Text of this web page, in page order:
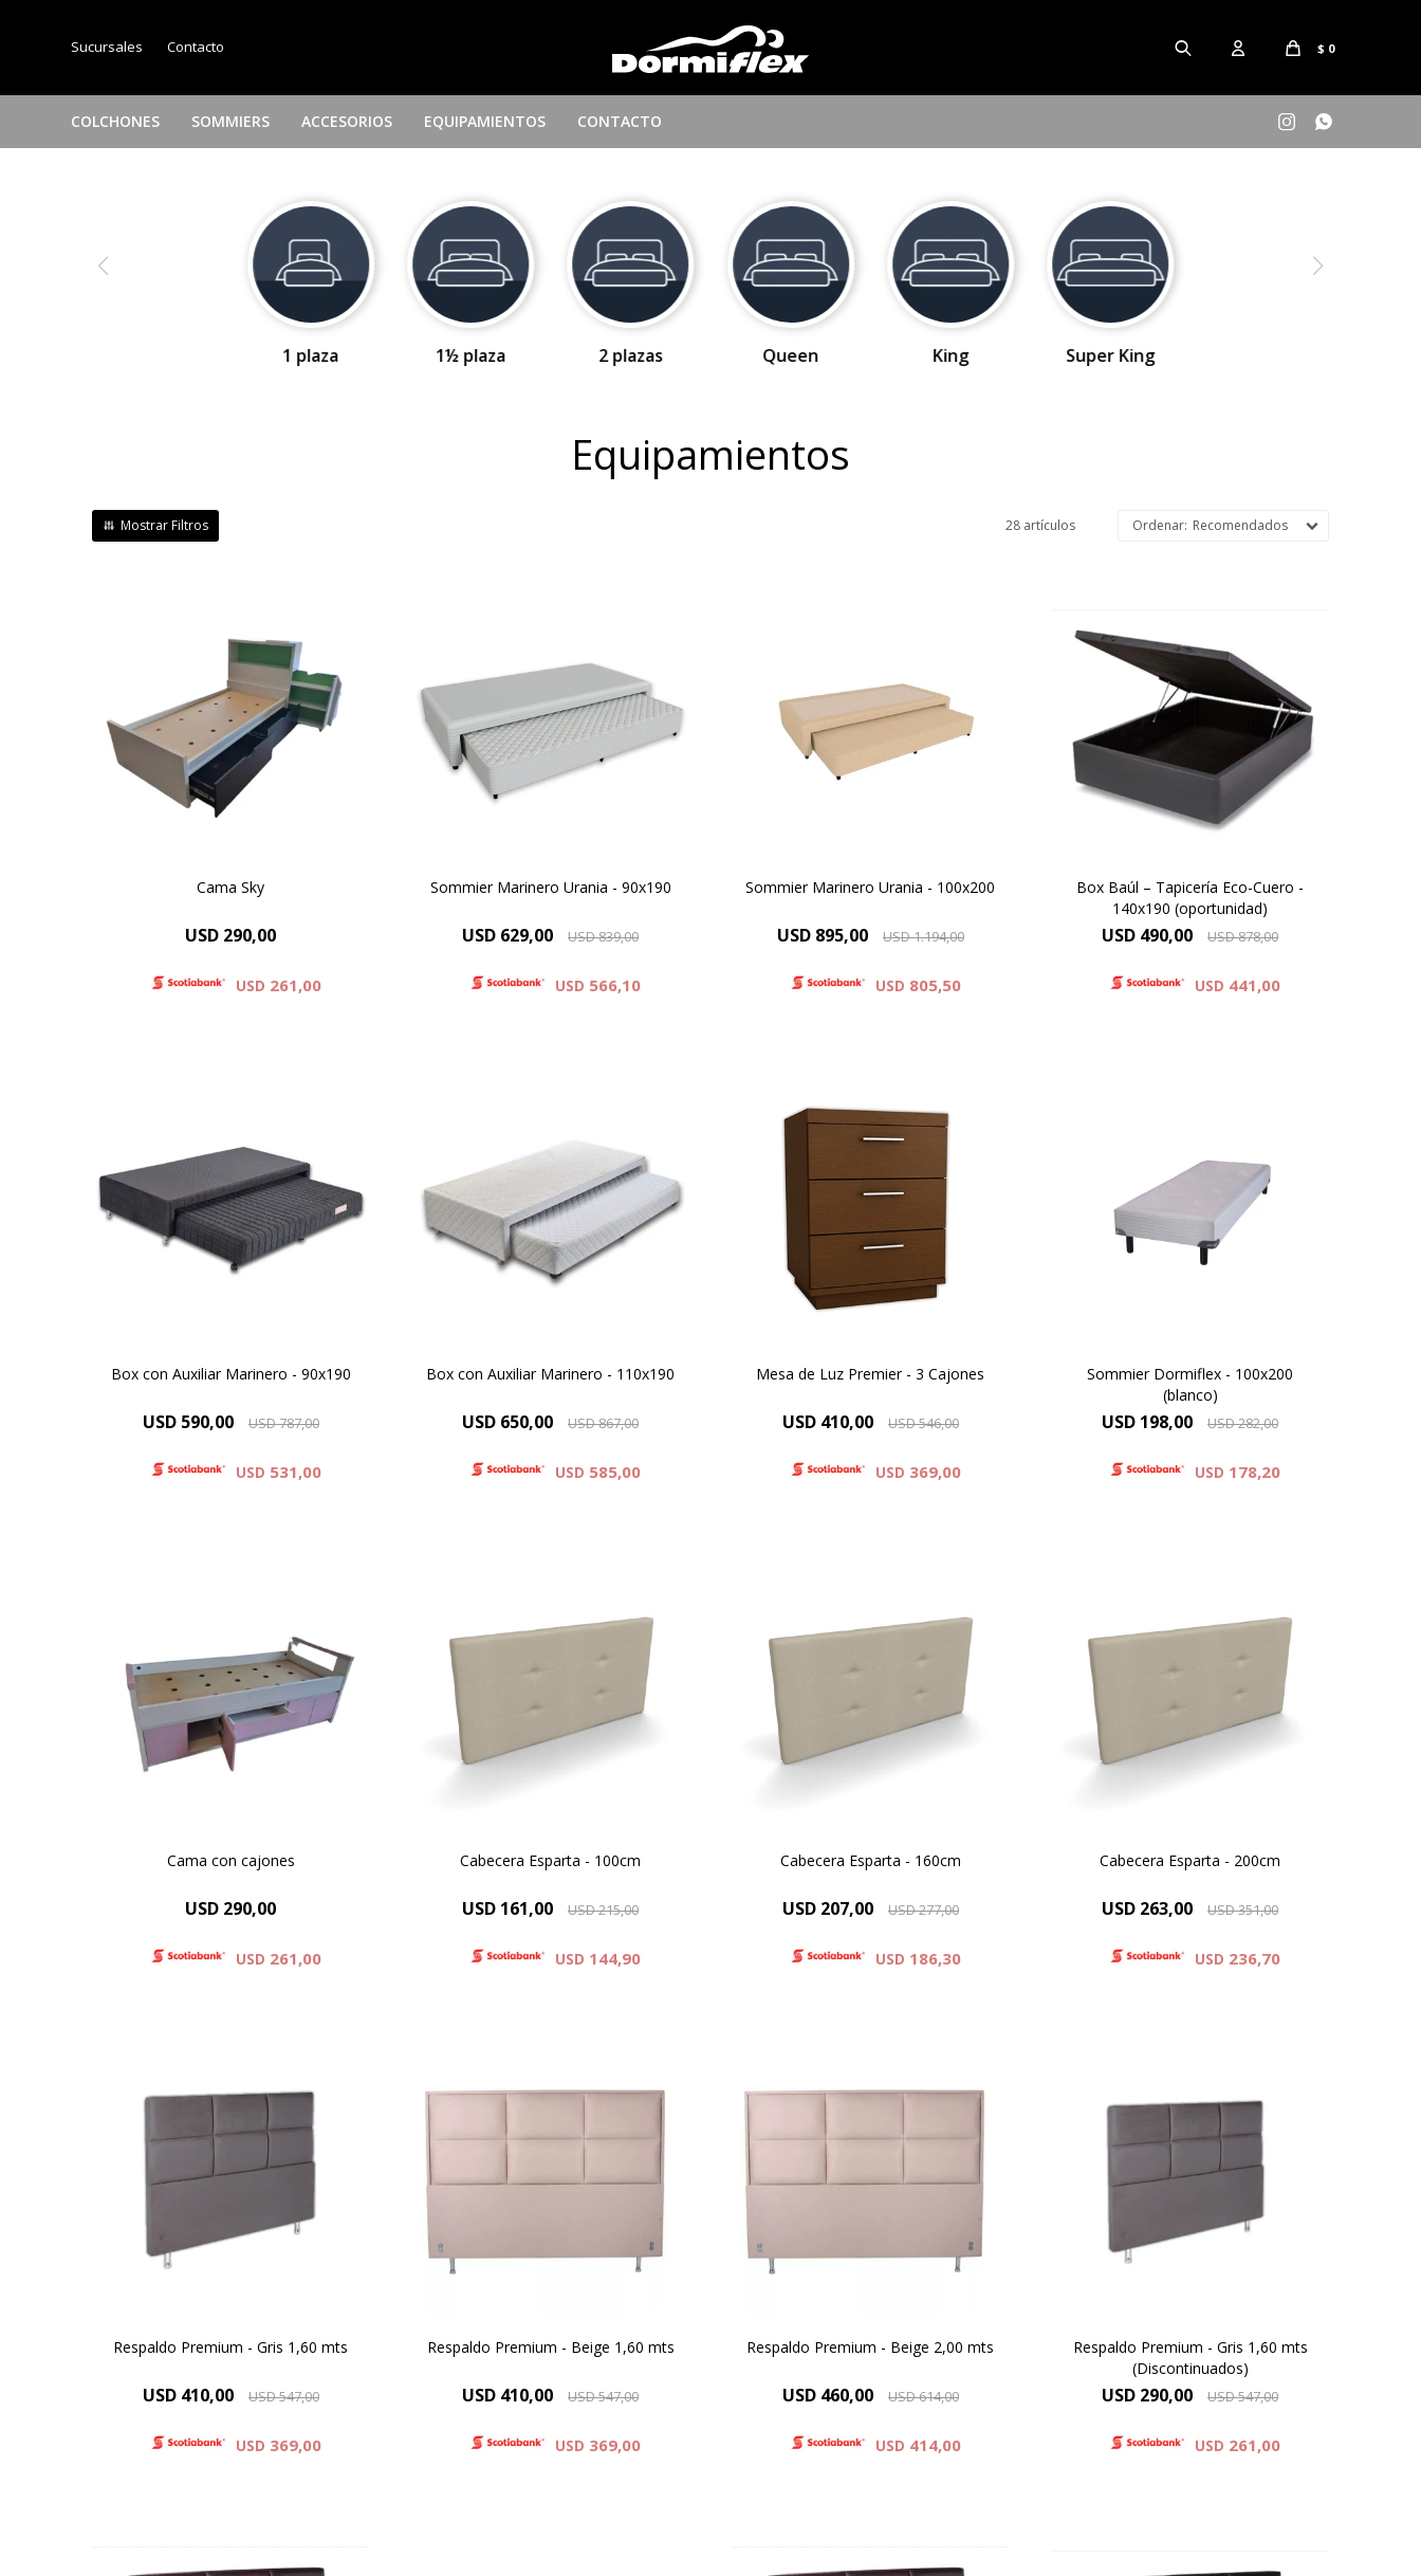
COLCHONES SOMMIERS ACCESORIOS EQUIPAMIENTOS CONTACTO
$ 0
 
Sucursales Contacto
1 plaza 1½ plaza 2 plazas Queen King Super King
Equipamientos
28 artículos Recomendados
Cama Sky, laminada en
melaminico, linea minimal, con
marinera, pieza única 90x190.
Cama Sky
USD 290,00
USD 261,00
Adaptable a los Espacios,
brindando un toque de Diseño.
Sommier Marinero Urania - 90x190
USD 629,00 USD839,00
USD 566,10
Adaptable a los Espacios,
brindando un toque de Diseño.
Sommier Marinero Urania - 100x200
USD 895,00 USD1.194,00
USD 805,50
Con gran capacidad para
almacenamiento el BOX BAUL es
una excelente opción para
quienes necesitan economizar
espacio.
Box Baúl – Tapicería Eco-Cuero -
140x190 (oportunidad)
USD 490,00 USD878,00
USD 441,00
Opción ideal para dormitorios de
niños y de huéspedes
Box con Auxiliar Marinero - 90x190
USD 590,00 USD787,00
USD 531,00
Opción ideal para dormitorios de
niños y de huéspedes
Box con Auxiliar Marinero - 110x190
USD 650,00 USD867,00
USD 585,00
Diseños Personalizados.
Productos laminados en cedro.
Mesa de Luz Premier - 3 Cajones
USD 410,00 USD546,00
USD 369,00
Sommier Dormiflex - 100x200
(blanco)
USD 198,00 USD282,00
USD 178,20
Cama con cajones, laminada en
melaminico, linea minimal, pieza
única 90x190.
Cama con cajones
USD 290,00
USD 261,00
Productos tapizados en Chenille y
Eco-Cuero
Cabecera Esparta - 100cm
USD 161,00 USD215,00
USD 144,90
Productos tapizados en Chenille y
Eco-Cuero
Cabecera Esparta - 160cm
USD 207,00 USD277,00
USD 186,30
Productos tapizados en Chenille y
Eco-Cuero
Cabecera Esparta - 200cm
USD 263,00 USD351,00
USD 236,70
Simil Cuero : Colores Blanco y
Negro
Respaldo Premium - Gris 1,60 mts
USD 410,00 USD547,00
USD 369,00
Simil Cuero : Colores Blanco y
Respaldo Premium - Beige 1,60 mts
USD 410,00 USD547,00
USD 369,00
Simil Cuero : Colores Blanco y
Respaldo Premium - Beige 2,00 mts
USD 460,00 USD614,00
USD 414,00
Simil Cuero : Colores Blanco y
Negro
Microfibra : Colores Beige , Gris .
Respaldo Premium - Gris 1,60 mts
(Discontinuados)
USD 290,00 USD547,00
USD 261,00